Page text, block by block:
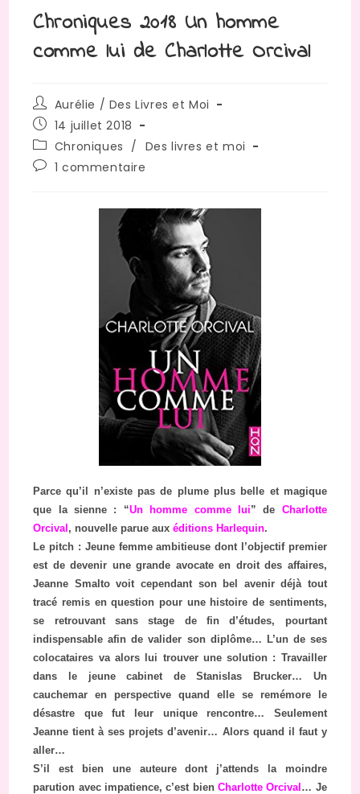
Chroniques 2018 Un homme
comme lui de Charlotte Orcival
Auteur/autrice
de
la
publication :
Aurélie / Des Livres et Moi
Publication
publiée :
14 juillet 2018
Post
category:
Chroniques / Des livres et moi
Commentaires
publication :
1 commentaire
Parce qu’il n’existe pas de plume plus belle et magique
que la sienne : “Un homme comme lui” de Charlotte
Orcival, nouvelle parue auxéditions Harlequin.
Le pitch : Jeune femme ambitieuse dont l’objectif premier
est de devenir une grande avocate en droit des affaires,
Jeanne Smalto voit cependant son bel avenir déjà tout
tracé remis en question pour une histoire de sentiments,
se retrouvant sans stage de fin d’études, pourtant
indispensable afin de valider son diplôme… L’un de ses
colocataires va alors lui trouver une solution : Travailler
dans le jeune cabinet de Stanislas Brucker… Un
cauchemar en perspective quand elle se remémore le
désastre que fut leur unique rencontre… Seulement
Jeanne tient à ses projets d’avenir… Alors quand il faut y
aller…
S’il est bien une auteure dont j’attends la moindre
parution avec impatience, c’est bienCharlotte Orcival… Je